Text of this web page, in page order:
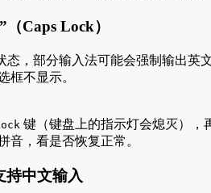
Caps Lock）
态，部分输入法可能会强制输出英
框不显示。
键（键盘上的指示灯会熄灭），
音，看是否恢复正常。
持中文输入